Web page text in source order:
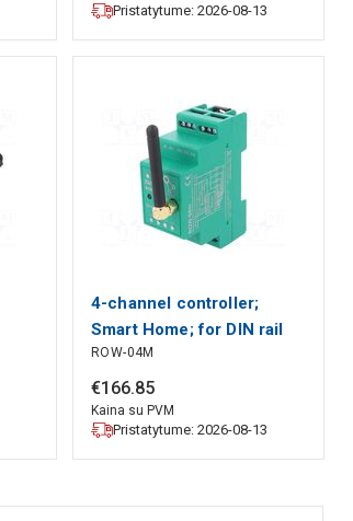
Pristatytume: 2026-08-13
4-channel controller;
Smart Home; for DIN rail
mounting; 230VAC ZAMEL
ROW-04M
€166.85
Kaina su PVM
Pristatytume: 2026-08-13